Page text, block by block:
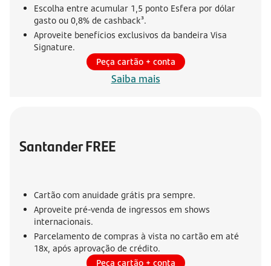
Escolha entre acumular 1,5 ponto Esfera por dólar
gasto ou 0,8% de cashback³.
Aproveite benefícios exclusivos da bandeira Visa
Signature.
Peça cartão + conta
Saiba mais
Santander FREE
Cartão com anuidade grátis pra sempre.
Aproveite pré-venda de ingressos em shows
internacionais.
Parcelamento de compras à vista no cartão em até
18x, após aprovação de crédito.
Peça cartão + conta